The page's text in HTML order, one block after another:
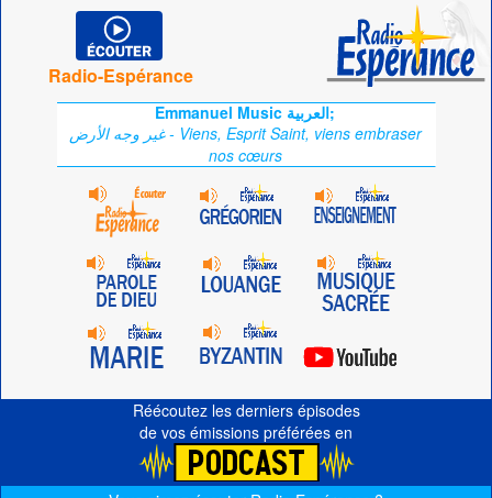
Radio-Espérance
Emmanuel Music العربية;
غير وجه الأرض - Viens, Esprit Saint, viens embraser
nos cœurs
Réécoutez les derniers épisodes
de vos émissions préférées en